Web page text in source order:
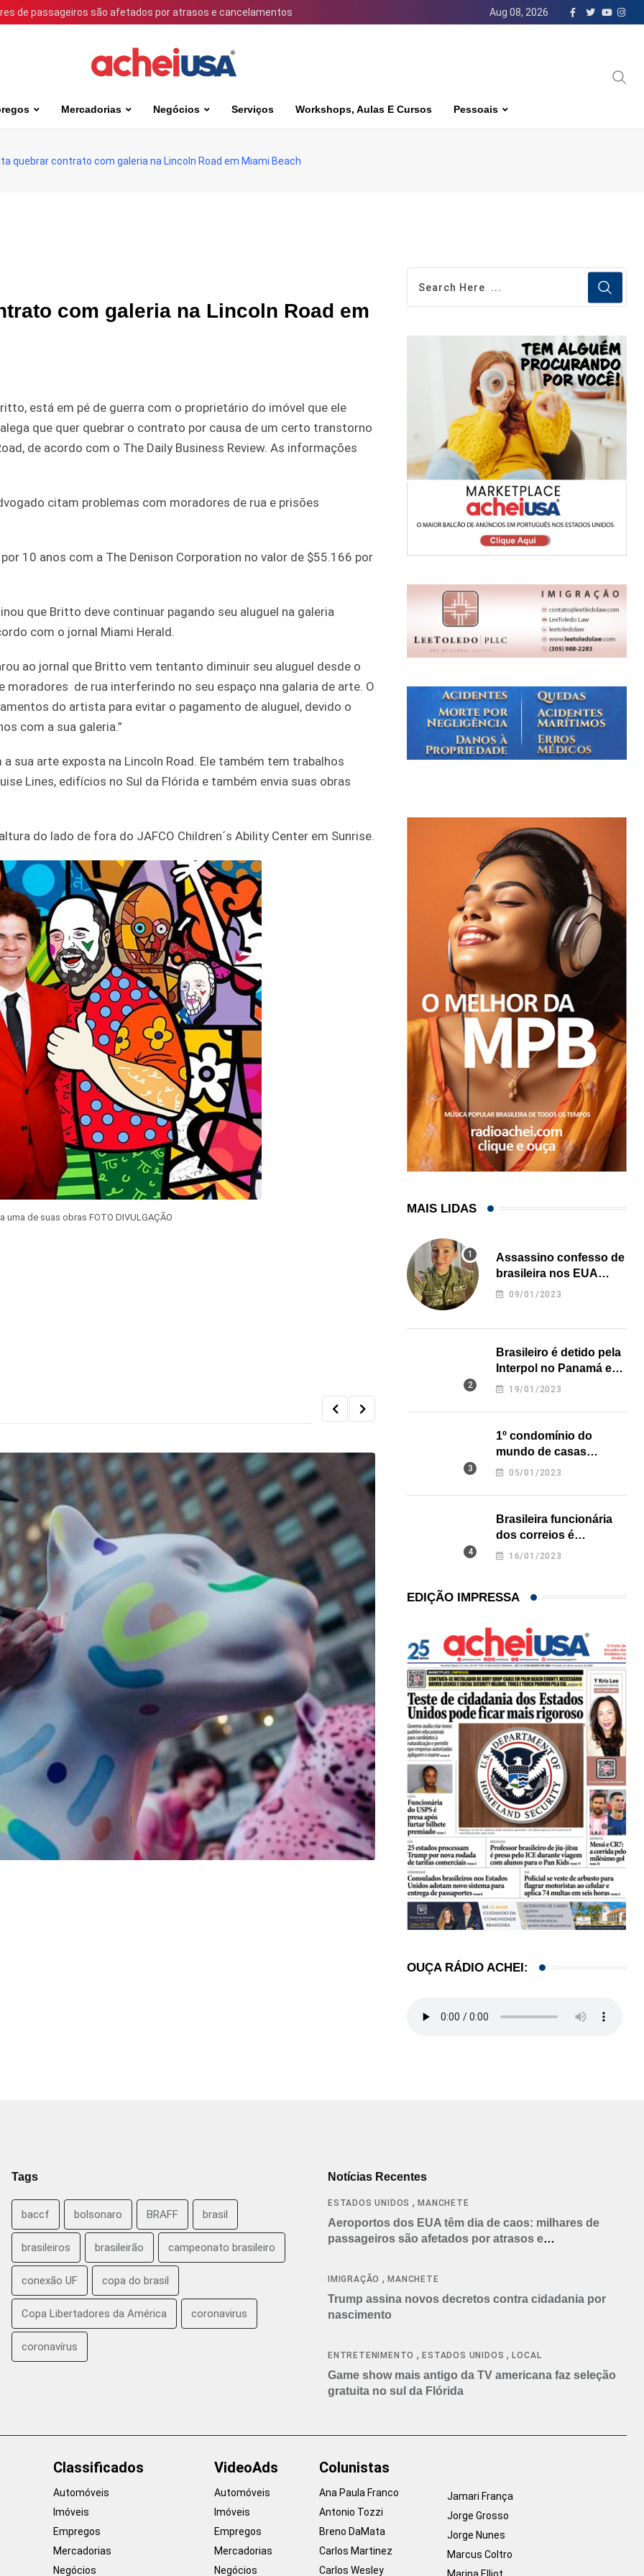
de passageiros são afetados por atrasos e cancelamentos Aug 08, 2026
Mercadorias Negócios Serviços Workshops, Aulas E Cursos Pessoais
quebrar contrato com galeria na Lincoln Road em Miami Beach
com galeria na Lincoln Road em
está em pé de guerra com o proprietário do imóvel que ele
que quer quebrar o contrato por causa de um certo transtorno
de acordo com o The Daily Business Review. As informações
citam problemas com moradores de rua e prisões
10 anos com a The Denison Corporation no valor de $55.166 por
que Britto deve continuar pagando seu aluguel na galeria
com o jornal Miami Herald.
ao jornal que Britto vem tentanto diminuir seu aluguel desde o
moradores de rua interferindo no seu espaço nna galaria de arte. O
do artista para evitar o pagamento de aluguel, devido o
com a sua galeria.”
sua arte exposta na Lincoln Road. Ele também tem trabalhos
Lines, edifícios no Sul da Flórida e também envia suas obras
do lado de fora do JAFCO Children´s Ability Center em Sunrise.
uma de suas obras FOTO DIVULGAÇÃO
ARTES PLÁSTICAS,LOCAL
Brasileira formada em universidade dos EUA
MAIS LIDAS
Assassino confesso de
brasileira nos EUA
revela onde deixou o
09/01/2023
Brasileiro é detido pela
Interpol no Panamá e
pode pegar prisão
19/01/2023
1º condomínio do
mundo de casas
impressas em 3D é
05/01/2023
Brasileira funcionária
dos correios é
assassinada a facadas
16/01/2023
EDIÇÃO IMPRESSA
OUÇA RÁDIO ACHEI:
Tags
baccf bolsonaro BRAFF brasil
brasileiros brasileirão campeonato brasileiro
conexão UF copa do brasil
Copa Libertadores da América coronavirus
coronavírus
Notícias Recentes
ESTADOS UNIDOS ,MANCHETE
Aeroportos dos EUA têm dia de caos: milhares de
passageiros são afetados por atrasos e
IMIGRAÇÃO ,MANCHETE
Trump assina novos decretos contra cidadania por
nascimento
ENTRETENIMENTO ,ESTADOS UNIDOS ,LOCAL
Game show mais antigo da TV americana faz seleção
gratuita no sul da Flórida
Classificados
Automóveis
Imóveis
Empregos
Mercadorias
Negócios
VideoAds
Automóveis
Imóveis
Empregos
Mercadorias
Negócios
Colunistas
Ana Paula Franco
Antonio Tozzi
Breno DaMata
Carlos Martinez
Carlos Wesley
Jamari França
Jorge Grosso
Jorge Nunes
Marcus Coltro